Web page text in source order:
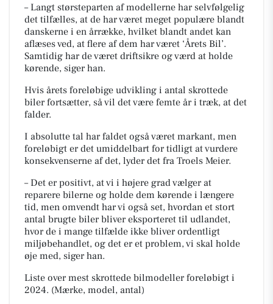
– Langt størsteparten af modellerne har selvfølgelig
det tilfælles, at de har været meget populære blandt
danskerne i en årrække, hvilket blandt andet kan
aflæses ved, at flere af dem har været ‘Årets Bil’.
Samtidig har de været driftsikre og værd at holde
kørende, siger han.
Hvis årets foreløbige udvikling i antal skrottede
biler fortsætter, så vil det være femte år i træk, at det
falder.
I absolutte tal har faldet også været markant, men
foreløbigt er det umiddelbart for tidligt at vurdere
konsekvenserne af det, lyder det fra Troels Meier.
– Det er positivt, at vi i højere grad vælger at
reparere bilerne og holde dem kørende i længere
tid, men omvendt har vi også set, hvordan et stort
antal brugte biler bliver eksporteret til udlandet,
hvor de i mange tilfælde ikke bliver ordentligt
miljøbehandlet, og det er et problem, vi skal holde
øje med, siger han.
Liste over mest skrottede bilmodeller foreløbigt i
2024. (Mærke, model, antal)